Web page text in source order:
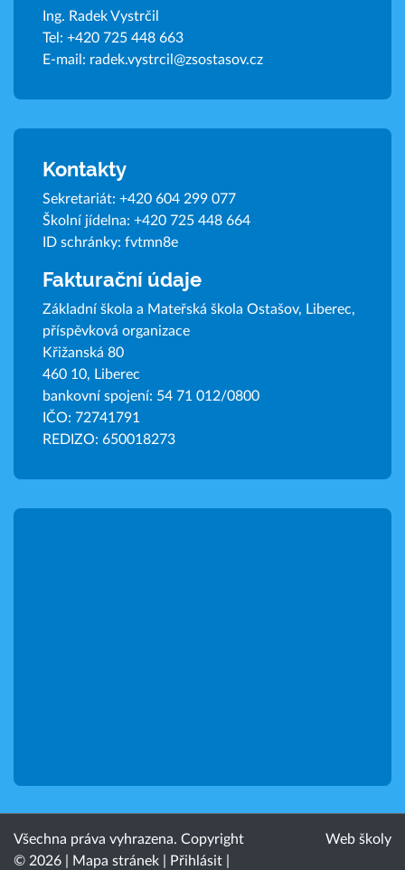
Ing. Radek Vystrčil
Tel: +420 725 448 663
E-mail: radek.vystrcil@zsostasov.cz
Kontakty
Sekretariát: +420 604 299 077
Školní jídelna: +420 725 448 664
ID schránky: fvtmn8e
Fakturační údaje
Základní škola a Mateřská škola Ostašov, Liberec,
příspěvková organizace
Křižanská 80
460 10, Liberec
bankovní spojení: 54 71 012/0800
IČO: 72741791
REDIZO: 650018273
Všechna práva vyhrazena. Copyright
© 2026 |
Mapa stránek Přihlásit
Web školy